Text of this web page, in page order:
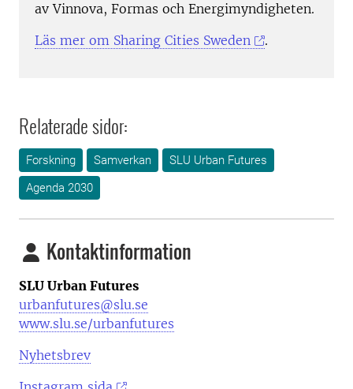
av Vinnova, Formas och Energimyndigheten.
Läs mer om Sharing Cities Sweden
.
Relaterade sidor:
Forskning Samverkan
SLU Urban Futures
Agenda 2030
Kontaktinformation
SLU Urban Futures
urbanfutures@slu.se
www.slu.se/urbanfutures
Nyhetsbrev